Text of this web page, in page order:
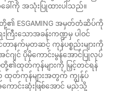
ါ်ကို အသုံးပြုထားပါသည်။
တို့၏ ESGAMING အမှတ်တံဆိပ်ကို
းသောအခန်းကဏ္ဍမှ ပါဝင်
ာနက်မှတဆင့် ကုန်ပစ္စည်းများကို
ဂျင် ပိုမိုကောင်းမွန်အောင်ပြုလုပ်
န်ုပ်တို့၏ထုတ်ကုန်များကို မြှင့်တင်ရန်
ထုတ်ကုန်များအတွက် ကျွန်ုပ်
ောင်းဆုံးဖြစ်အောင် မည်သို့